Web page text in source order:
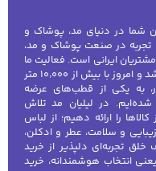
شما در دنیای مد، پوشاک و
| لیلیان مد، با بیش از ۱۵ سال تجربه در صنعت پوشاک و مد،
ایرانی است. فعالیت ما
از سال ۲۰۰۸ زیرمجموعه گروه شکوفا آغاز شد و امروز با بیش از ۱۰٬۰۰۰ متر
به یکی از قطب‌های عرضه
در لیلیان مد تلاش
را ارائه دهیم؛ از لباس
و سلامت، عطر و ادکلن،
تجربه‌ای دلپذیر از خرید
انتخاب هوشمندانه، خرید